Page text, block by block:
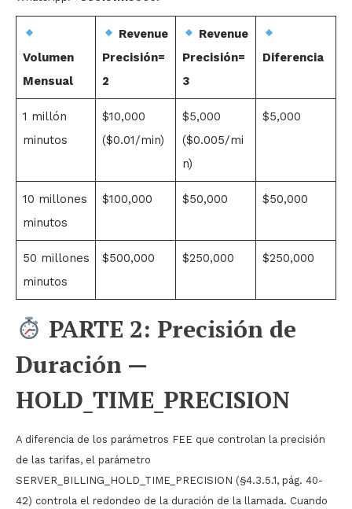
Volumen
Mensual
Revenue
Precisión=
2
Revenue
Precisión=
3
Diferencia
1 millón
minutos
$10,000
($0.01/min)
$5,000
($0.005/mi
n)
$5,000
10 millones
minutos
$100,000 $50,000 $50,000
50 millones
minutos
$500,000 $250,000 $250,000
PARTE 2: Precisión de
Duración —
HOLD_TIME_PRECISION
A diferencia de los parámetros FEE que controlan la precisión
de las tarifas, el parámetro
SERVER_BILLING_HOLD_TIME_PRECISION (§4.3.5.1, pág. 40-
42) controla el redondeo de la duración de la llamada. Cuando